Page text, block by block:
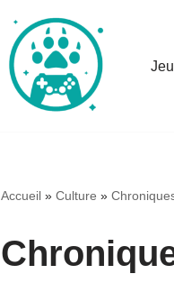
Accueil » Culture »